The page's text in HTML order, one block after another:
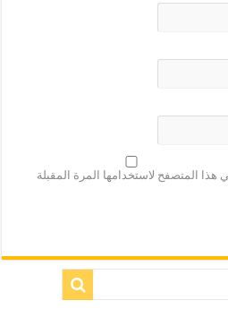
هذا المتصفح لاستخدامها المرة المقبلة